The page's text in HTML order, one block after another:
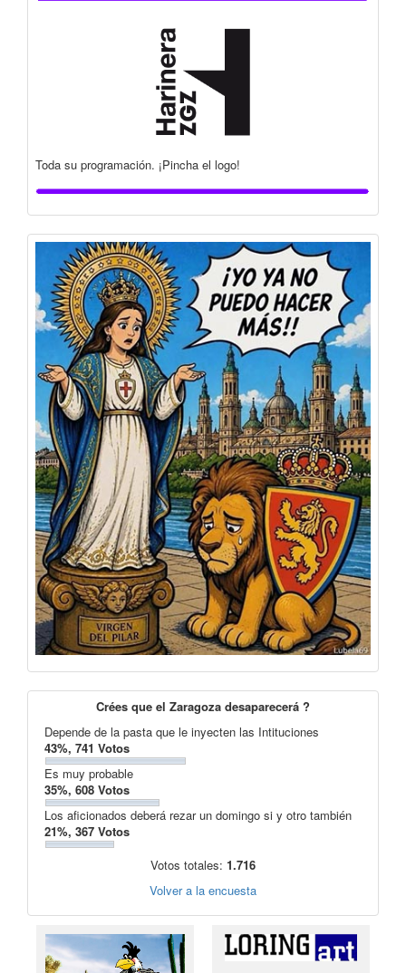
Toda su programación. ¡Pincha el logo!
Crées que el Zaragoza desaparecerá ?
Depende de la pasta que le inyecten las Intituciones
43%, 741 Votos
Es muy probable
35%, 608 Votos
Los aficionados deberá rezar un domingo si y otro también
21%, 367 Votos
Votos totales: 1.716
Volver a la encuesta